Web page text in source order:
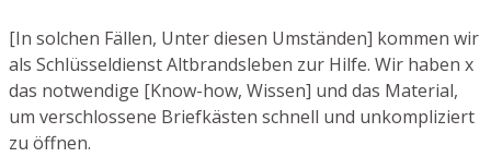
[In solchen Fällen, Unter diesen Umständen] kommen wir
als Schlüsseldienst Altbrandsleben zur Hilfe. Wir haben x
das notwendige [Know-how, Wissen] und das Material,
um verschlossene Briefkästen schnell und unkompliziert
zu öffnen.